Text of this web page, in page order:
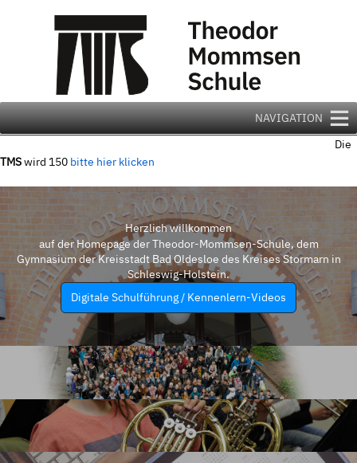
NAVIGATION
Die
TMSwird 150 bitte hier klicken
Herzlich willkommen
auf der Homepage der Theodor-Mommsen-Schule, dem
Gymnasium der Kreisstadt Bad Oldesloe des Kreises Stormarn in
Schleswig-Holstein.
Digitale Schulführung / Kennenlern-Videos